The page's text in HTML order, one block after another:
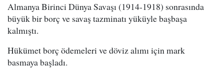
Almanya Birinci Dünya Savaşı (1914-1918) sonrasında
büyük bir borç ve savaş tazminatı yüküyle başbaşa
kalmıştı.
Hükümet borç ödemeleri ve döviz alımı için mark
basmaya başladı.